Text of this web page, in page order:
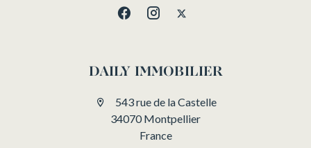
DAILY IMMOBILIER
543 rue de la Castelle
34070 Montpellier
France